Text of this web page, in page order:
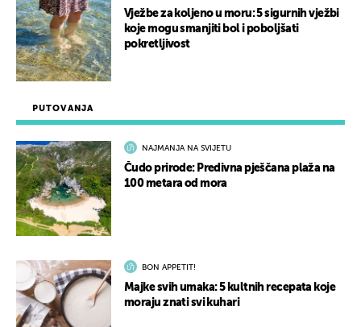
PUTOVANJA
NAJMANJA NA SVIJETU
Čudo prirode: Predivna pješčana plaža na
100 metara od mora
BON APPETIT!
Majke svih umaka: 5 kultnih recepata koje
moraju znati svi kuhari
Vježbe za koljeno u moru: 5 sigurnih vježbi
koje mogu smanjiti bol i poboljšati
pokretljivost